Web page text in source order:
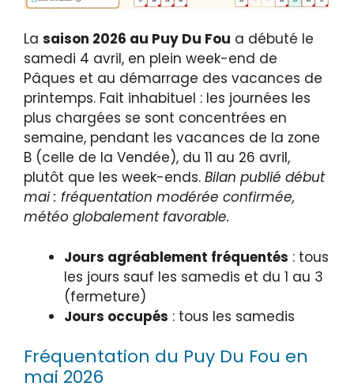
La saison 2026 au Puy Du Fou a débuté le
samedi 4 avril, en plein week-end de
Pâques et au démarrage des vacances de
printemps. Fait inhabituel : les journées les
plus chargées se sont concentrées en
semaine, pendant les vacances de la zone
B (celle de la Vendée), du 11 au 26 avril,
plutôt que les week-ends. Bilan publié début
mai : fréquentation modérée confirmée,
météo globalement favorable.
Jours agréablement fréquentés : tous
les jours sauf les samedis et du 1 au 3
(fermeture)
Jours occupés : tous les samedis
Fréquentation du Puy Du Fou en
mai 2026